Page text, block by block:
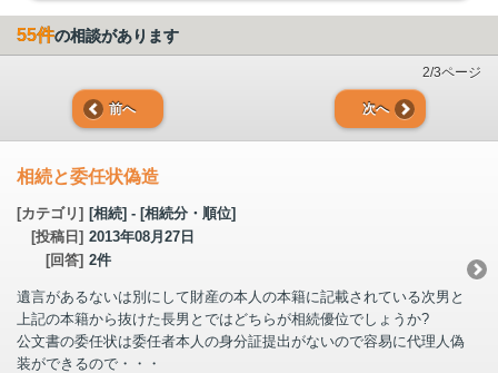
55件の相談があります
前へ 次へ
2/3ページ
相続と委任状偽造
[カテゴリ] [相続] - [相続分・順位]
[投稿日] 2013年08月27日
[回答] 2件
遺言があるないは別にして財産の本人の本籍に記載されている次男と
上記の本籍から抜けた長男とではどちらが相続優位でしょうか?
公文書の委任状は委任者本人の身分証提出がないので容易に代理人偽
装ができるので・・・